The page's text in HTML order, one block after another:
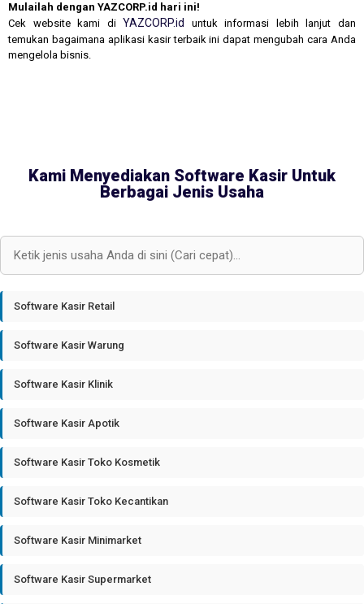
Mulailah dengan YAZCORP.id hari ini!
Cek website kami di YAZCORP.id
untuk informasi lebih lanjut dan
temukan bagaimana aplikasi kasir terbaik ini dapat mengubah cara Anda
mengelola bisnis.
Kami Menyediakan Software Kasir Untuk
Berbagai Jenis Usaha
Software Kasir Retail
Software Kasir Warung
Software Kasir Klinik
Software Kasir Apotik
Software Kasir Toko Kosmetik
Software Kasir Toko Kecantikan
Software Kasir Minimarket
Software Kasir Supermarket